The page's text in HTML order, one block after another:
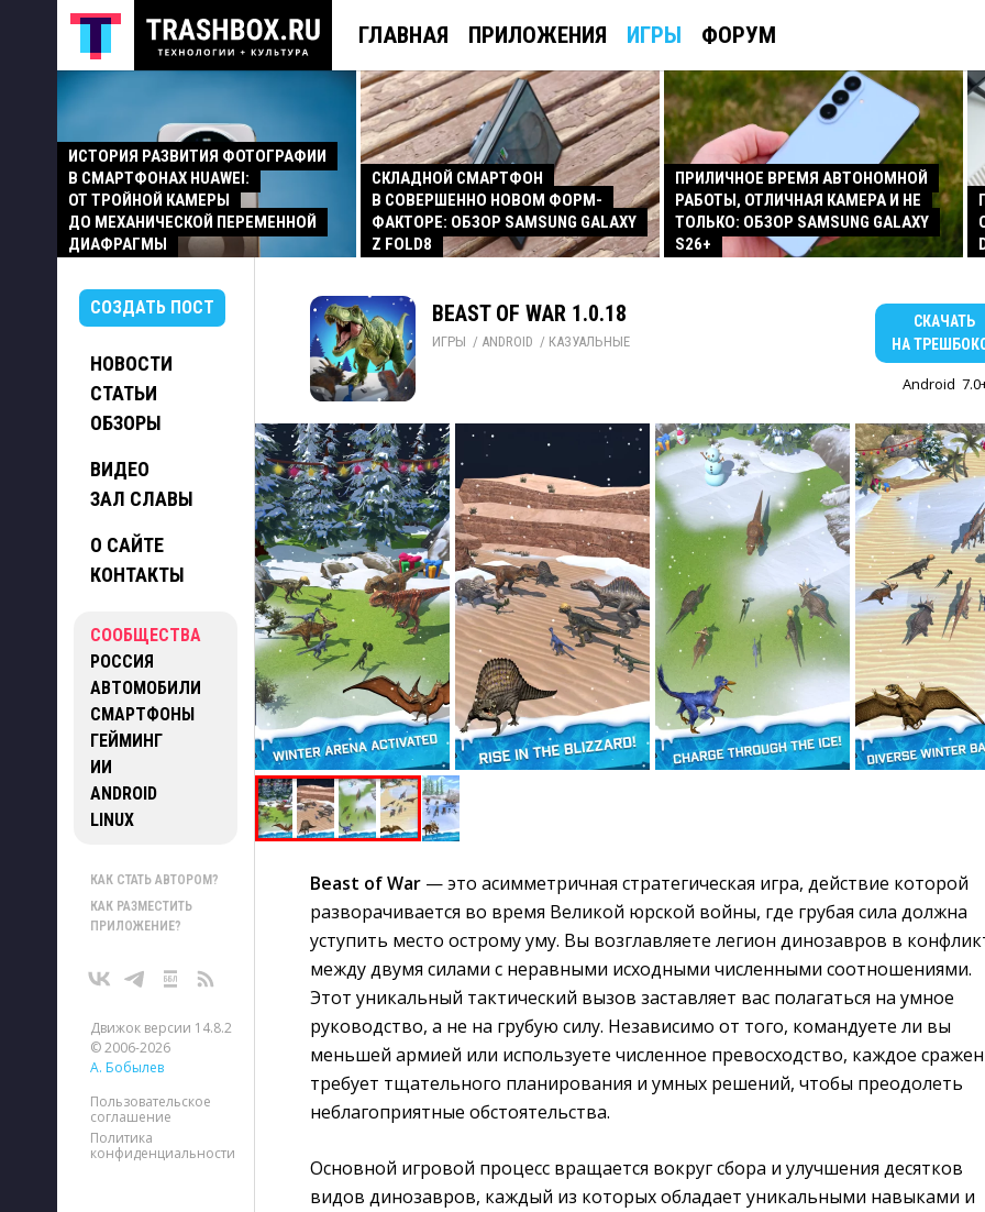
ГЛАВНАЯ ПРИЛОЖЕНИЯ ИГРЫ ФОРУМ
ИСТОРИЯ РАЗВИТИЯ ФОТОГРАФИИ
В СМАРТФОНАХ HUAWEI:
ОТ ТРОЙНОЙ КАМЕРЫ
ДО МЕХАНИЧЕСКОЙ ПЕРЕМЕННОЙ
ДИАФРАГМЫ
СКЛАДНОЙ СМАРТФОН
В СОВЕРШЕННО НОВОМ ФОРМ-
ФАКТОРЕ: ОБЗОР SAMSUNG GALAXY
Z FOLD8
ПРИЛИЧНОЕ ВРЕМЯ АВТОНОМНОЙ
РАБОТЫ, ОТЛИЧНАЯ КАМЕРА И НЕ
ТОЛЬКО: ОБЗОР SAMSUNG GALAXY
S26+
СОЗДАТЬ ПОСТ
НОВОСТИ
СТАТЬИ
ОБЗОРЫ
ВИДЕО
ЗАЛ СЛАВЫ
О САЙТЕ
КОНТАКТЫ
СООБЩЕСТВА
РОССИЯ
АВТОМОБИЛИ
СМАРТФОНЫ
ГЕЙМИНГ
ИИ
ANDROID
LINUX
КАК СТАТЬ АВТОРОМ?
КАК РАЗМЕСТИТЬ
ПРИЛОЖЕНИЕ?
Движок версии 14.8.2
© 2006-2026
А. Бобылев
Пользовательское
соглашение
Политика
конфиденциальности
BEAST OF WAR 1.0.18
ИГРЫ / ANDROID / КАЗУАЛЬНЫЕ
СКАЧАТЬ
НА
Android
Beast of War — это асимметричная стратегическая игра, действие которой
разворачивается во время Великой юрской войны, где грубая сила должна
уступить место острому уму. Вы возглавляете легион динозавров в
между двумя силами с неравными исходными численными соотношениями.
Этот уникальный тактический вызов заставляет вас полагаться на умное
руководство, а не на грубую силу. Независимо от того, командуете ли вы
меньшей армией или используете численное превосходство, каждое
требует тщательного планирования и умных решений, чтобы преодолеть
неблагоприятные обстоятельства.
Основной игровой процесс вращается вокруг сбора и улучшения десятков
видов динозавров, каждый из которых обладает уникальными навыками и